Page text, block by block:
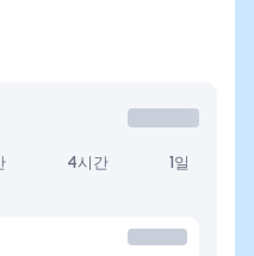
4시간 1일